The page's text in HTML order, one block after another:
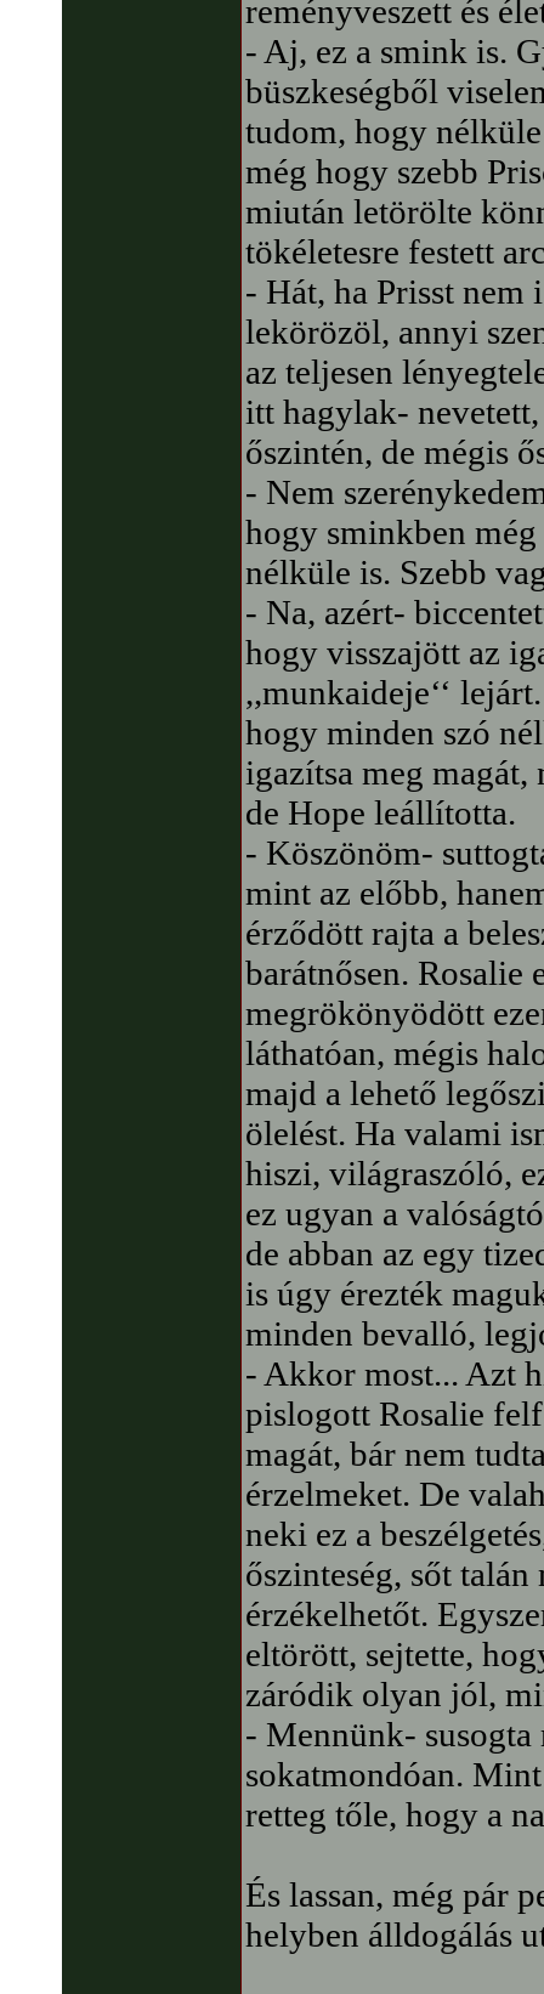
reményveszett és
- Aj, ez a smink is.
büszkeségből
tudom, hogy
még hogy szebb
miután letörölte
tökéletesre festett
- Hát, ha Prisst nem
lekörözöl, annyi
az teljesen
itt hagylak-
őszintén, de mégis
- Nem
hogy sminkben
nélküle is. Szebb
- Na, azért-
hogy visszajött az
,,munkaideje‘‘
hogy minden szó
igazítsa meg magát,
de Hope leállította.
- Köszönöm-
mint az előbb,
érződött rajta a
barátnősen. Rosalie
megrökönyödött
láthatóan, mégis
majd a lehető
ölelést. Ha valami
hiszi, világraszóló,
ez ugyan a
de abban az egy
is úgy érezték
minden bevalló,
- Akkor most... Azt
pislogott Rosalie
magát, bár nem
érzelmeket. De
neki ez a
őszinteség, sőt
érzékelhetőt.
eltörött, sejtette,
záródik olyan jól,
- Mennünk- susogta
sokatmondóan.
retteg tőle, hogy a
És lassan, még pár
helyben álldogálás